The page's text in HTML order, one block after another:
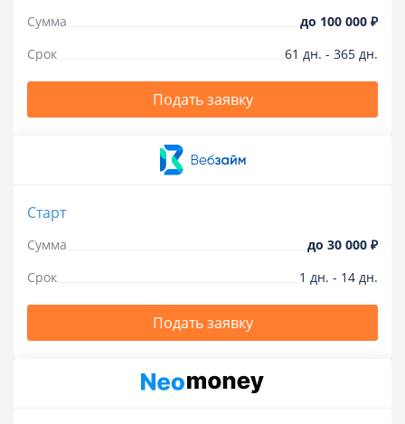
Сумма до 100 000 ₽
Срок
61 дн. - 365 дн.
Подать заявку
Старт
Сумма до 30 000 ₽
Срок
1 дн. - 14 дн.
Подать заявку